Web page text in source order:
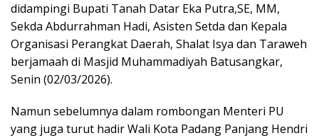
didampingi Bupati Tanah Datar Eka Putra,SE, MM,
Sekda Abdurrahman Hadi, Asisten Setda dan Kepala
Organisasi Perangkat Daerah, Shalat Isya dan Taraweh
berjamaah di Masjid Muhammadiyah Batusangkar,
Senin (02/03/2026).
Namun sebelumnya dalam rombongan Menteri PU
yang juga turut hadir Wali Kota Padang Panjang Hendri